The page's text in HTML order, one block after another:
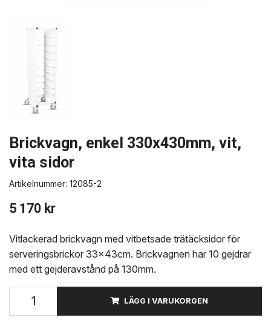
Brickvagn, enkel 330x430mm, vit,
vita sidor
Artikelnummer: 12085-2
5 170 kr
Vitlackerad brickvagn med vitbetsade trätäcksidor för
serveringsbrickor 33x43cm. Brickvagnen har 10 gejdrar
med ett gejderavstånd på 130mm.
LÄGG I VARUKORGEN